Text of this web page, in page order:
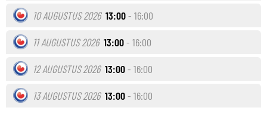
10 AUGUSTUS 2026 13:00- 16:00
11 AUGUSTUS 2026 13:00- 16:00
12 AUGUSTUS 2026 13:00- 16:00
13 AUGUSTUS 2026 13:00- 16:00